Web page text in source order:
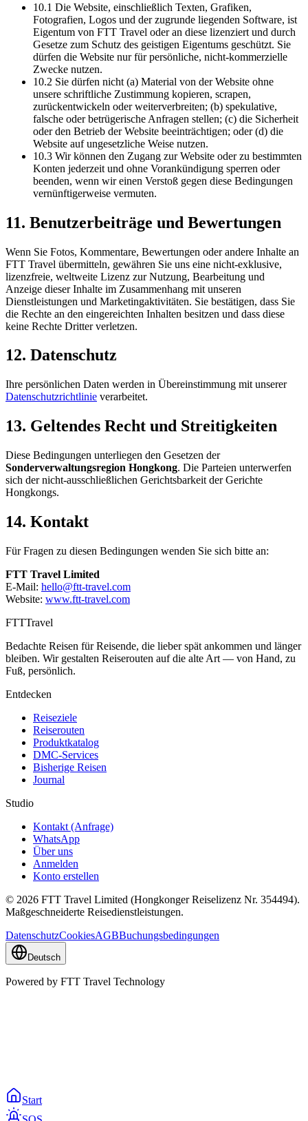
10.1 Die Website, einschließlich Texten, Grafiken,
Fotografien, Logos und der zugrunde liegenden Software, ist
Eigentum von FTT Travel oder an diese lizenziert und durch
Gesetze zum Schutz des geistigen Eigentums geschützt. Sie
dürfen die Website nur für persönliche, nicht-kommerzielle
Zwecke nutzen.
10.2 Sie dürfen nicht (a) Material von der Website ohne
unsere schriftliche Zustimmung kopieren, scrapen,
zurückentwickeln oder weiterverbreiten; (b) spekulative,
falsche oder betrügerische Anfragen stellen; (c) die Sicherheit
oder den Betrieb der Website beeinträchtigen; oder (d) die
Website auf ungesetzliche Weise nutzen.
10.3 Wir können den Zugang zur Website oder zu bestimmten
Konten jederzeit und ohne Vorankündigung sperren oder
beenden, wenn wir einen Verstoß gegen diese Bedingungen
vernünftigerweise vermuten.
11. Benutzerbeiträge und Bewertungen
Wenn Sie Fotos, Kommentare, Bewertungen oder andere Inhalte an
FTT Travel übermitteln, gewähren Sie uns eine nicht-exklusive,
lizenzfreie, weltweite Lizenz zur Nutzung, Bearbeitung und
Anzeige dieser Inhalte im Zusammenhang mit unseren
Dienstleistungen und Marketingaktivitäten. Sie bestätigen, dass Sie
die Rechte an den eingereichten Inhalten besitzen und dass diese
keine Rechte Dritter verletzen.
12. Datenschutz
Ihre persönlichen Daten werden in Übereinstimmung mit unserer
Datenschutzrichtlinie verarbeitet.
13. Geltendes Recht und Streitigkeiten
Diese Bedingungen unterliegen den Gesetzen der
Sonderverwaltungsregion Hongkong. Die Parteien unterwerfen
sich der nicht-ausschließlichen Gerichtsbarkeit der Gerichte
Hongkongs.
14. Kontakt
Für Fragen zu diesen Bedingungen wenden Sie sich bitte an:
FTT Travel Limited
E-Mail: hello@ftt-travel.com
Website: www.ftt-travel.com
FTTTravel
Bedachte Reisen für Reisende, die lieber spät ankommen und länger
bleiben. Wir gestalten Reiserouten auf die alte Art — von Hand, zu
Fuß, persönlich.
Entdecken
Reiseziele
Reiserouten
Produktkatalog
DMC-Services
Bisherige Reisen
Journal
Studio
Kontakt (Anfrage)
WhatsApp
Über uns
Anmelden
Konto erstellen
© 2026 FTT Travel Limited (Hongkonger Reiselizenz Nr. 354494).
Maßgeschneiderte Reisedienstleistungen.
DatenschutzCookiesAGBBuchungsbedingungen
Deutsch
Powered by FTT Travel Technology
Start